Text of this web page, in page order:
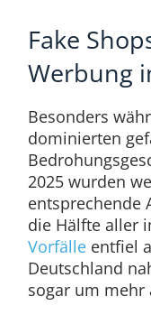
Fake
Werbung
Besonders
dominierten
2025 wurden
entsprechende
die Hälfte aller
Vorfälleentfiel
Deutschland
sogar um mehr